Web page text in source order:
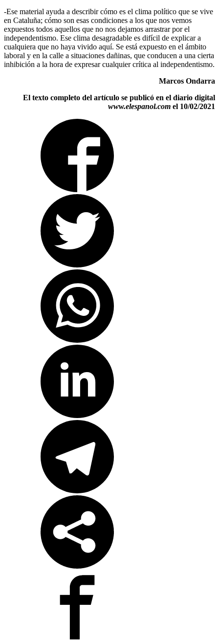
-Ese material ayuda a describir cómo es el clima político que se vive
en Cataluña; cómo son esas condiciones a los que nos vemos
expuestos todos aquellos que no nos dejamos arrastrar por el
independentismo. Ese clima desagradable es difícil de explicar a
cualquiera que no haya vivido aquí. Se está expuesto en el ámbito
laboral y en la calle a situaciones dañinas, que conducen a una cierta
inhibición a la hora de expresar cualquier crítica al independentismo.
Marcos Ondarra
El texto completo del artículo se publicó en el diario digital
www.elespanol.com el 10/02/2021